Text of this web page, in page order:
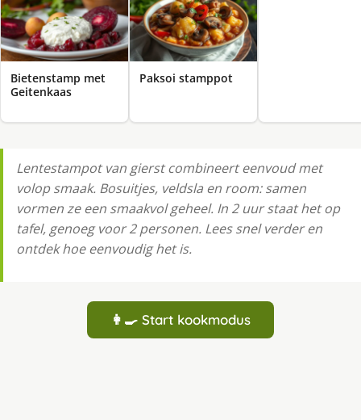
Bietenstamp met
Geitenkaas
Paksoi stamppot
Lentestampot van gierst combineert eenvoud met
volop smaak. Bosuitjes, veldsla en room: samen
vormen ze een smaakvol geheel. In 2 uur staat het op
tafel, genoeg voor 2 personen. Lees snel verder en
ontdek hoe eenvoudig het is.
👩‍🍳 Start kookmodus